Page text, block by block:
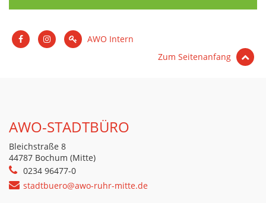
AWO Intern
Zum Seitenanfang
AWO-STADTBÜRO
Bleichstraße 8
44787 Bochum (Mitte)
0234 96477-0
stadtbuero@awo-ruhr-mitte.de